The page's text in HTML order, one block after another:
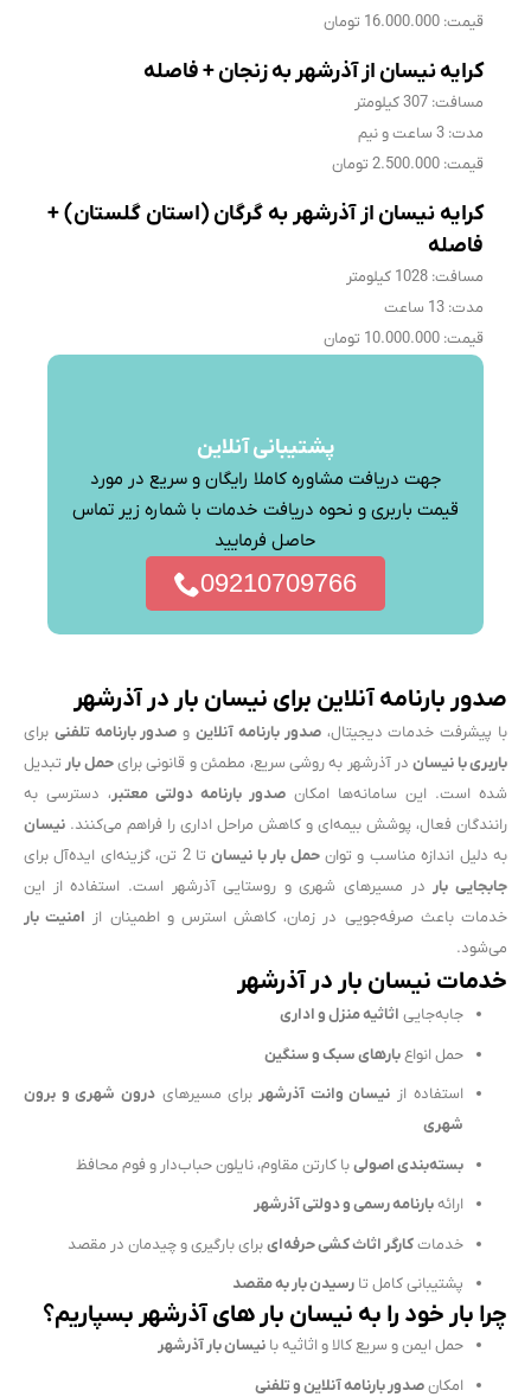
قیمت: 16.000.000 تومان
کرایه نیسان از آذرشهر به زنجان + فاصله
مسافت: 307 کیلومتر
مدت: 3 ساعت و نیم
قیمت: 2.500.000 تومان
کرایه نیسان از آذرشهر به گرگان (استان گلستان) +
فاصله
مسافت: 1028 کیلومتر
مدت: 13 ساعت
قیمت: 10.000.000 تومان
پشتیبانی آنلاین
جهت دریافت مشاوره کاملا رایگان و سریع در مورد
قیمت باربری و نحوه دریافت خدمات با شماره زیر تماس
حاصل فرمایید
09210709766
صدور بارنامه آنلاین برای نیسان بار در آذرشهر
با پیشرفت خدمات دیجیتال،صدور بارنامه آنلاینو صدور بارنامه تلفنی برای
باربری با نیساندر آذرشهر به روشی سریع، مطمئن و قانونی برایحمل بار تبدیل
شده است. این سامانه‌ها امکان صدور بارنامه دولتی معتبر، دسترسی به
رانندگان فعال، پوشش بیمه‌ای و کاهش مراحل اداری را فراهم می‌کنند. نیسان
به دلیل اندازه مناسب و توانحمل بار با نیسانتا 2 تن، گزینه‌ای ایده‌آل برای
جابجایی بار در مسیرهای شهری و روستایی آذرشهر است. استفاده از این
خدمات باعث صرفه‌جویی در زمان، کاهش استرس و اطمینان از امنیت بار
می‌شود.
خدمات نیسان بار در آذرشهر
جابه‌جایی اثاثیه منزل و اداری
حمل انواعبارهای سبک و سنگین
استفاده از نیسان وانت آذرشهر برای مسیرهایدرون شهری و برون
شهری
بسته‌بندی اصولیبا کارتن مقاوم، نایلون حباب‌دار و فوم محافظ
ارائهبارنامه رسمی و دولتی آذرشهر
خدماتکارگر اثاث کشی حرفه‌ایبرای بارگیری و چیدمان در مقصد
پشتیبانی کامل تارسیدن بار به مقصد
چرا بار خود را به نیسان بار های آذرشهر بسپاریم؟
حمل ایمن و سریع کالا و اثاثیه بانیسان بار آذرشهر
امکانصدور بارنامه آنلاین و تلفنی